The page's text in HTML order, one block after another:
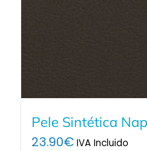
Pele Sintética
23.90€ IVA Incluido